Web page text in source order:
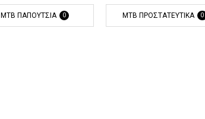
MTB ΠΑΠΟΎΤΣΙΑ 0 MTB ΠΡΟΣΤΑΤΕΥΤΙΚΆ 0